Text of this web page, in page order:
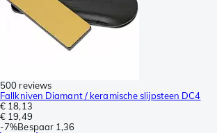
500 reviews
Fallkniven Diamant / keramische slijpsteen DC4
€ 18,13
€ 19,49
-7%Bespaar 1,36